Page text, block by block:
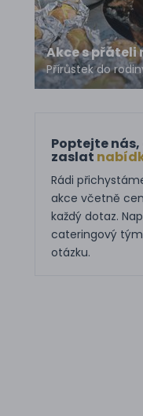
Akce s přáteli
Přírůstek do
Poptejte
zaslat
Rádi
akce včetně
každý dotaz.
cateringový tým
otázku.